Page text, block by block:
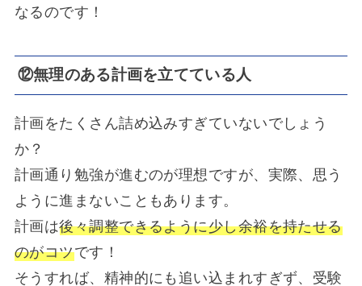
なるのです！
⑫無理のある計画を立てている人
計画をたくさん詰め込みすぎていないでしょう
か？
計画通り勉強が進むのが理想ですが、実際、思う
ように進まないこともあります。
計画は後々調整できるように少し余裕を持たせる
のがコツです！
そうすれば、精神的にも追い込まれすぎず、受験